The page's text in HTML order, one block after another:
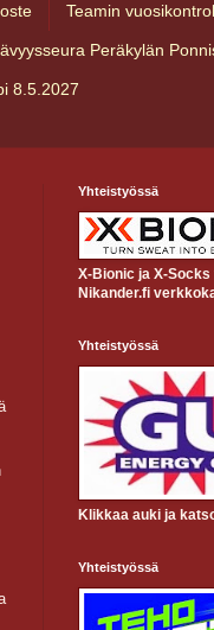
Teamin
Peräkylän
8.5.2027
Yhteistyössä
X-Bionic ja X-
Nikander.fi
Yhteistyössä
Klikkaa auki ja
Yhteistyössä